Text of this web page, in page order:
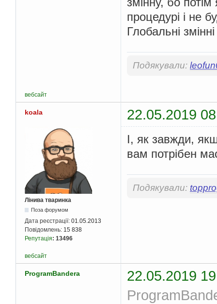
процедурі і не
Глобальні
Подякували:
вебсайт
koala 22.05.2019
Лінива тваринка
Поза форумом
Дата реєстрації: 01.05.2013
Повідомлень: 15 838
Репутація: 13496
І, як завжди,
вам потрібен
Подякували:
вебсайт
ProgramBandera
22.05.2019